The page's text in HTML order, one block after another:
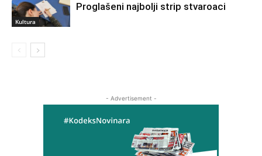
Kultura
Proglašeni najbolji strip stvaroaci
- Advertisement -